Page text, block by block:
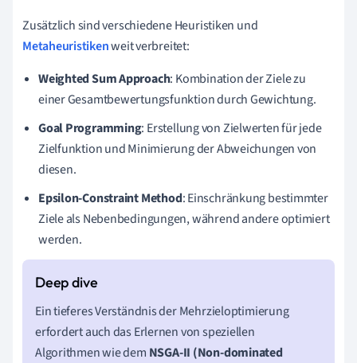
Zusätzlich sind verschiedene Heuristiken und
Metaheuristikenweit verbreitet:
Weighted Sum Approach: Kombination der Ziele zu
einer Gesamtbewertungsfunktion durch Gewichtung.
Goal Programming: Erstellung von Zielwerten für jede
Zielfunktion und Minimierung der Abweichungen von
diesen.
Epsilon-Constraint Method: Einschränkung bestimmter
Ziele als Nebenbedingungen, während andere optimiert
werden.
Ein tieferes Verständnis der Mehrzieloptimierung
erfordert auch das Erlernen von speziellen
Algorithmen wie dem NSGA-II (Non-dominated